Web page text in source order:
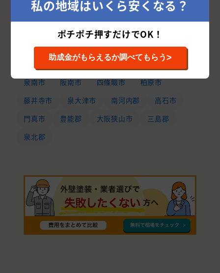
茨木市 和泉市 岸和田市
箕面市
泉南郡 守口市
河内長野市
大東市 池田市
泉佐野市
摂津市 富田林市
貝塚市
泉南市
阪南市 四條畷市
柏原市
藤井寺市
泉大津市 南河内郡
高石市
門真市
豊能郡 大阪狭山市
三島郡
泉北郡
私の地域はいくら安くなる？
ポチポチ押すだけでOK！
助成金がもらえるか調べてもらう>